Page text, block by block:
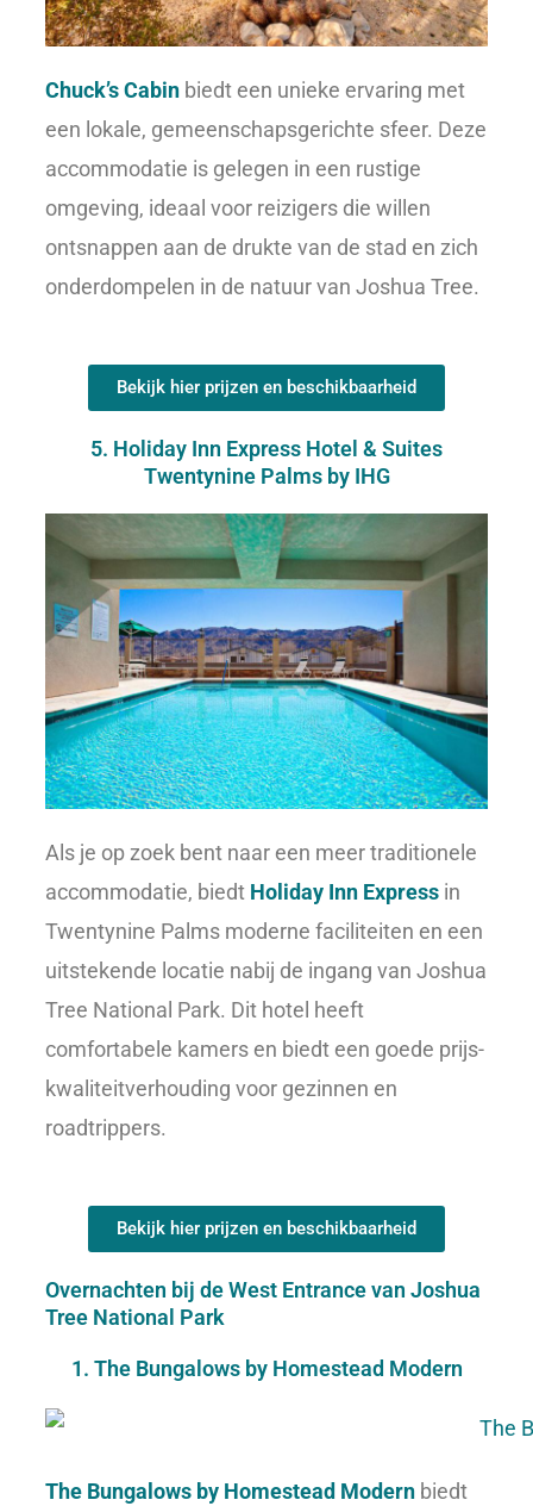
Chuck’s Cabin biedt een unieke ervaring met
een lokale, gemeenschapsgerichte sfeer. Deze
accommodatie is gelegen in een rustige
omgeving, ideaal voor reizigers die willen
ontsnappen aan de drukte van de stad en zich
onderdompelen in de natuur van Joshua Tree.
Bekijk hier prijzen en beschikbaarheid
5. Holiday Inn Express Hotel & Suites
Twentynine Palms by IHG
Als je op zoek bent naar een meer traditionele
accommodatie, biedt Holiday Inn Express in
Twentynine Palms moderne faciliteiten en een
uitstekende locatie nabij de ingang van Joshua
Tree National Park. Dit hotel heeft
comfortabele kamers en biedt een goede prijs-
kwaliteitverhouding voor gezinnen en
roadtrippers.
Bekijk hier prijzen en beschikbaarheid
Overnachten bij de West Entrance van Joshua
Tree National Park
1. The Bungalows by Homestead Modern
The Bungalows by Homestead Modern biedt